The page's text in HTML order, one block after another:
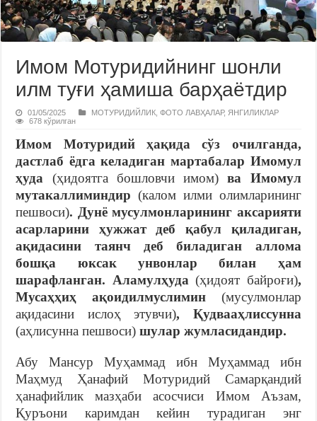
Имом Мотуридийнинг шонли
илм туғи ҳамиша барҳаётдир
01/05/2025 МОТУРИДИЙЛИК ,ФОТО ЛАВҲАЛАР, ЯНГИЛИКЛАР
678 кўрилган
Имом Мотуридий ҳақида сўз очилганда,
дастлаб ёдга келадиган мартабалар Имомул
ҳуда (ҳидоятга бошловчи имом) ва Имомул
мутакаллиминдир(калом илми олимларининг
пешвоси). Дунё мусулмонларининг аксарияти
асарларини ҳужжат деб қабул қиладиган,
ақидасини таянч деб биладиган аллома
бошқа юксак унвонлар билан ҳам
шарафланган. Аламулҳуда(ҳидоят байроғи),
Мусаҳҳиҳ ақоидилмуслимин (мусулмонлар
ақидасини ислоҳ этувчи), Қудвааҳлиссунна
(аҳлисунна пешвоси) шулар жумласидандир.
Абу Мансур Муҳаммад ибн Муҳаммад ибн
Маҳмуд Ҳанафий Мотуридий Самарқандий
ҳанафийлик мазҳаби асосчиси Имом Аъзам,
Қуръони каримдан кейин турадиган энг